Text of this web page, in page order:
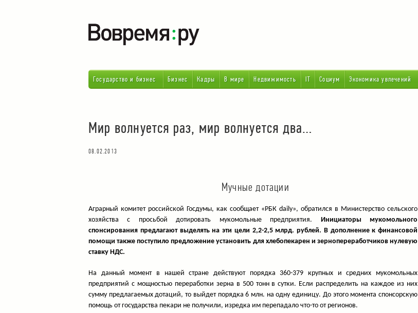
Государство и бизнес Бизнес Кадры В мире Недвижимость IT Социум Экономика увлечений
Мир волнуется раз, мир волнуется два…
08.02.2013
Мучные дотации
Аграрный комитет российской Госдумы, как сообщает «РБК daily», обратился в Министерство сельского
хозяйства с просьбой дотировать мукомольные предприятия. Инициаторы мукомольного
спонсирования предлагают выделять на эти цели 2,2-2,5 млрд. рублей. В дополнение к финансовой
помощи также поступило предложение установить для хлебопекарен и зернопереработчиков нулевую
ставку НДС.
На данный момент в нашей стране действуют порядка 360-379 крупных и средних мукомольных
предприятий с мощностью переработки зерна в 500 тонн в сутки. Если распределить на каждое из них
сумму предлагаемых дотаций, то выйдет порядка 6 млн. на одну единицу. До этого момента спонсорскую
помощь от государства пекари не получили, изредка им перепадало что-то от регионов.